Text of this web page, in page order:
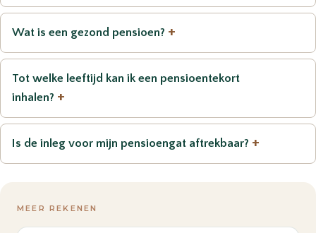
Wat is een gezond pensioen? +
Tot welke leeftijd kan ik een pensioentekort
inhalen? +
Is de inleg voor mijn pensioengat aftrekbaar? +
MEER REKENEN